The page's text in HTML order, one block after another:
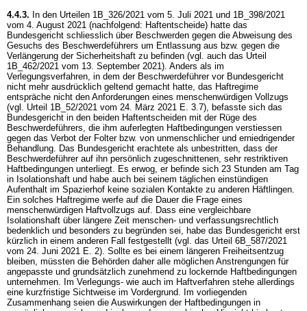
4.4.3. In den Urteilen 1B_326/2021 vom 5. Juli 2021 und 1B_398/2021
vom 4. August 2021 (nachfolgend: Haftentscheide) hatte das
Bundesgericht schliesslich über Beschwerden gegen die Abweisung des
Gesuchs des Beschwerdeführers um Entlassung aus bzw. gegen die
Verlängerung der Sicherheitshaft zu befinden (vgl. auch das Urteil
1B_462/2021 vom 13. September 2021). Anders als im
Verlegungsverfahren, in dem der Beschwerdeführer vor Bundesgericht
nicht mehr ausdrücklich geltend gemacht hatte, das Haftregime
entspräche nicht den Anforderungen eines menschenwürdigen Vollzugs
(vgl. Urteil 1B_52/2021 vom 24. März 2021 E. 3.7), befasste sich das
Bundesgericht in den beiden Haftentscheiden mit der Rüge des
Beschwerdeführers, die ihm auferlegten Haftbedingungen verstiessen
gegen das Verbot der Folter bzw. von unmenschlicher und erniedrigender
Behandlung. Das Bundesgericht erachtete als unbestritten, dass der
Beschwerdeführer auf ihn persönlich zugeschnittenen, sehr restriktiven
Haftbedingungen unterliegt. Es erwog, er befinde sich 23 Stunden am Tag
in Isolationshaft und habe auch bei seinem täglichen einstündigen
Aufenthalt im Spazierhof keine sozialen Kontakte zu anderen Häftlingen.
Ein solches Haftregime werfe auf die Dauer die Frage eines
menschenwürdigen Haftvollzugs auf. Dass eine vergleichbare
Isolationshaft über längere Zeit menschen- und verfassungsrechtlich
bedenklich und besonders zu begründen sei, habe das Bundesgericht erst
kürzlich in einem anderen Fall festgestellt (vgl. das Urteil 6B_587/2021
vom 24. Juni 2021 E. 2). Sollte es bei einem längeren Freiheitsentzug
bleiben, müssten die Behörden daher alle möglichen Anstrengungen für
angepasste und grundsätzlich zunehmend zu lockernde Haftbedingungen
unternehmen. Im Verlegungs- wie auch im Haftverfahren stehe allerdings
eine kurzfristige Sichtweise im Vordergrund. Im vorliegenden
Zusammenhang seien die Auswirkungen der Haftbedingungen in